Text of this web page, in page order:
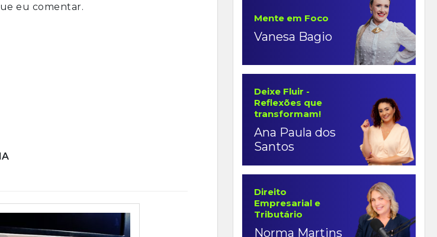
eu comentar.
Mente em Foco
Vanesa Bagio
Deixe Fluir -
Reflexões que
transformam!
Ana Paula dos
Santos
Direito
Empresarial e
Tributário
Norma Martins